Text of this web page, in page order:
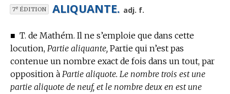
7eÉDITION ALIQUANTE. adj. f.
■ T. de Mathém. Il ne s’emploie que dans cette
locution, Partie aliquante, Partie qui n’est pas
contenue un nombre exact de fois dans un tout, par
opposition à Partie aliquote. Le nombre trois est une
partie aliquote de neuf, et le nombre deux en est une